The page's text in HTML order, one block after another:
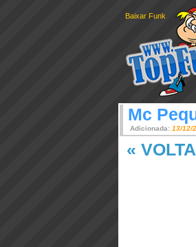
Baixar Funk
Mc
Adicionada: 13/12/
«